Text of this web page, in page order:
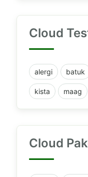
Cloud
alergi batuk
kista maag
Cloud